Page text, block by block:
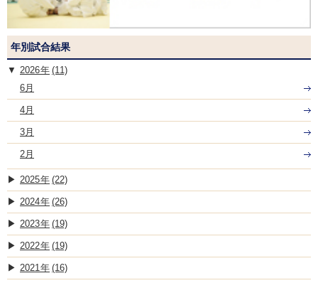
年別試合結果
2026
(11)
6月
4月
3月
2月
2025 (22)
2024 (26)
2023 (19)
2022 (19)
2021 (16)